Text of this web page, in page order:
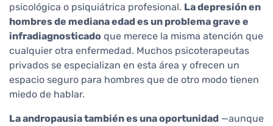
psicológica o psiquiátrica profesional. La depresión en
hombres de mediana edad es un problema grave e
infradiagnosticado que merece la misma atención que
cualquier otra enfermedad. Muchos psicoterapeutas
privados se especializan en esta área y ofrecen un
espacio seguro para hombres que de otro modo tienen
miedo de hablar.
La andropausia también es una oportunidad —aunque